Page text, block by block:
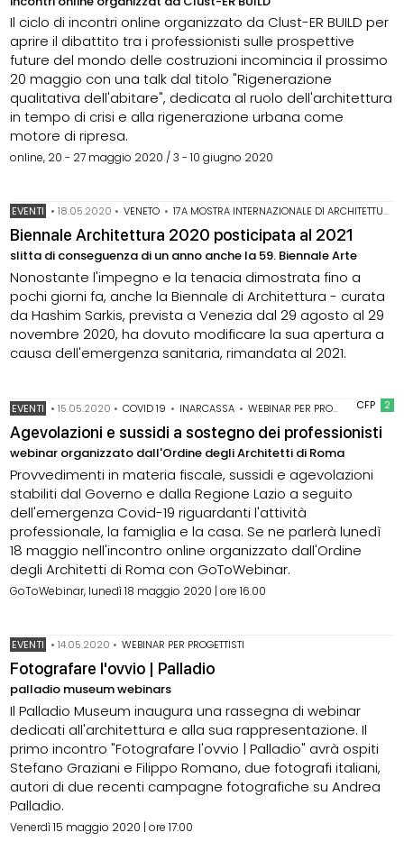
Il ciclo di incontri online organizzato da Clust-ER BUILD per
aprire il dibattito tra i professionisti sulle prospettive
future del mondo delle costruzioni incomincia il prossimo
20 maggio con una talk dal titolo "Rigenerazione
qualitativa dell'abitare", dedicata al ruolo dell'architettura
in tempo di crisi e alla rigenerazione urbana come
motore di ripresa.
online, 20 - 27 maggio 2020 / 3 - 10 giugno 2020
EVENTI •18.05.2020 • VENETO • 17A MOSTRA INTERNAZIONALE DI ARCHITETTURA
Biennale Architettura 2020 posticipata al 2021
slitta di conseguenza di un anno anche la 59. Biennale Arte
Nonostante l'impegno e la tenacia dimostrata fino a
pochi giorni fa, anche la Biennale di Architettura - curata
da Hashim Sarkis, prevista a Venezia dal 29 agosto al 29
novembre 2020, ha dovuto modificare la sua apertura a
causa dell'emergenza sanitaria, rimandata al 2021.
CFP 2
EVENTI •15.05.2020 • COVID 19 • INARCASSA • WEBINAR PER PROGETTISTI
Agevolazioni e sussidi a sostegno dei professionisti
webinar organizzato dall'Ordine degli Architetti di Roma
Provvedimenti in materia fiscale, sussidi e agevolazioni
stabiliti dal Governo e dalla Regione Lazio a seguito
dell'emergenza Covid-19 riguardanti l'attività
professionale, la famiglia e la casa. Se ne parlerà lunedì
18 maggio nell'incontro online organizzato dall'Ordine
degli Architetti di Roma con GoToWebinar.
GoToWebinar, lunedì 18 maggio 2020 | ore 16.00
EVENTI •14.05.2020 • WEBINAR PER PROGETTISTI
Fotografare l'ovvio | Palladio
palladio museum webinars
Il Palladio Museum inaugura una rassegna di webinar
dedicati all'architettura e alla sua rappresentazione. Il
primo incontro "Fotografare l'ovvio | Palladio" avrà ospiti
Stefano Graziani e Filippo Romano, due fotografi italiani,
autori di due recenti campagne fotografiche su Andrea
Palladio.
Venerdì 15 maggio 2020 | ore 17:00